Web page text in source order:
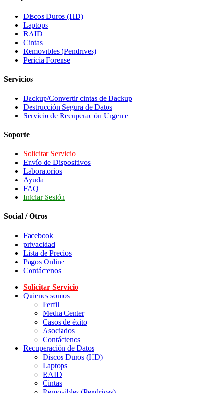
Discos Duros (HD)
Laptops
RAID
Cintas
Removibles (Pendrives)
Pericia Forense
Servicios
Backup/Convertir cintas de Backup
Destrucción Segura de Datos
Servicio de Recuperación Urgente
Soporte
Solicitar Servicio
Envío de Dispositivos
Laboratorios
Ayuda
FAQ
Iniciar Sesión
Social / Otros
Facebook
privacidad
Lista de Precios
Pagos Online
Contáctenos
Solicitar Servicio
Quienes somos
Perfil
Media Center
Casos de éxito
Asociados
Contáctenos
Recuperación de Datos
Discos Duros (HD)
Laptops
RAID
Cintas